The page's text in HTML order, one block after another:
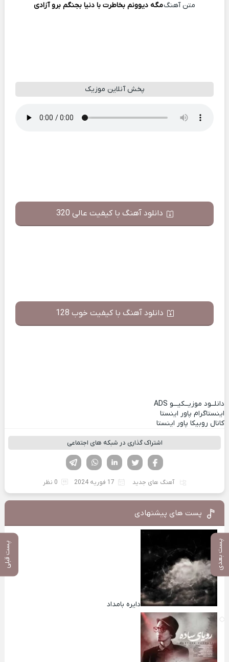
پست بعدی پست قبلی
متن آهنگمگه دیوونم بخاطرت با دنیا بجنگم برو آزادی
پخش آنلاین موزیک
دانلود آهنگ با کیفیت عالی 320
دانلود آهنگ با کیفیت خوب 128
دانلــود موزیــکیـــو ADS
اینستاگرام پاور اینستا
کانال روبیکا پاور اینستا
اشتراک گذاری در شبکه های اجتماعی
لینکدین تویتر
فیسوک
آهنگ های جدید 17 فوریه 2024 0 نظر
پست های پیشنهادی
دایره بامداد